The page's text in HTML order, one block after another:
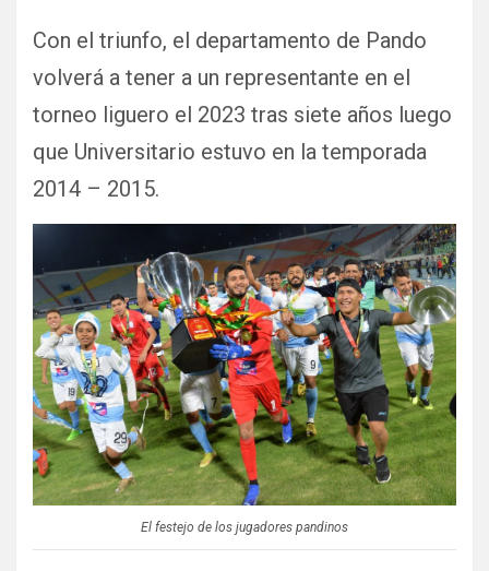
Con el triunfo, el departamento de Pando
volverá a tener a un representante en el
torneo liguero el 2023 tras siete años luego
que Universitario estuvo en la temporada
2014 – 2015.
El festejo de los jugadores pandinos